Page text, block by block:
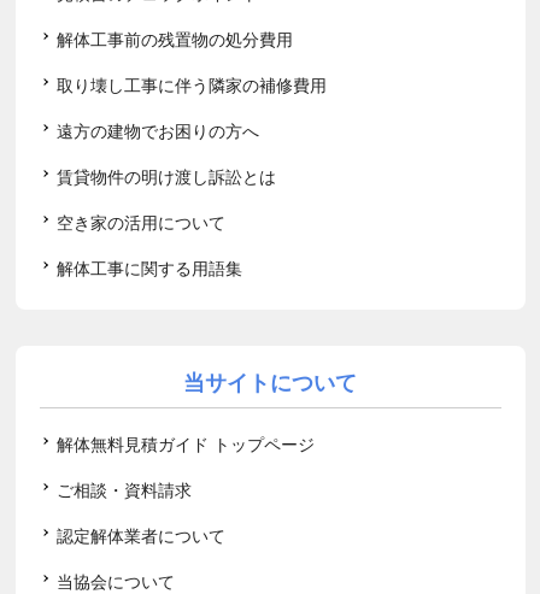
解体工事前の残置物の処分費用
取り壊し工事に伴う隣家の補修費用
遠方の建物でお困りの方へ
賃貸物件の明け渡し訴訟とは
空き家の活用について
解体工事に関する用語集
当サイトについて
解体無料見積ガイド トップページ
ご相談・資料請求
認定解体業者について
当協会について